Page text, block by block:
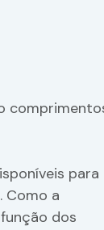
para
Como a
dos